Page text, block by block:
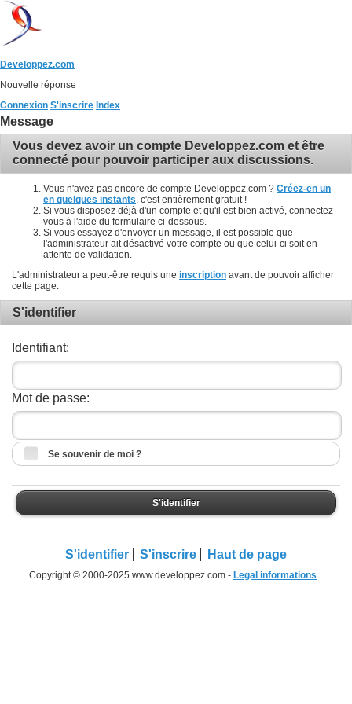
Developpez.com
Nouvelle réponse
Connexion S'inscrire Index
Message
Vous devez avoir un compte Developpez.com et être
connecté pour pouvoir participer aux discussions.
Vous n'avez pas encore de compte Developpez.com ? Créez-en un
en quelques instants , c'est entièrement gratuit !
Si vous disposez déjà d'un compte et qu'il est bien activé, connectez-
vous à l'aide du formulaire ci-dessous.
Si vous essayez d'envoyer un message, il est possible que
l'administrateur ait désactivé votre compte ou que celui-ci soit en
attente de validation.
L'administrateur a peut-être requis une inscription avant de pouvoir afficher
cette page.
S'identifier
Identifiant:
Mot de passe:
Se souvenir de moi ?
S'identifier
S'identifier S'inscrire Haut de page
Copyright © 2000-2025 www.developpez.com - Legal informations